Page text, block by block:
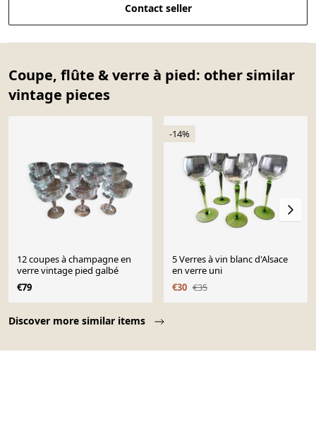
Contact seller
Coupe, flûte & verre à pied: other similar
vintage pieces
Discover more similar items
12 coupes à champagne en
verre vintage pied galbé
€79
-14%
5 Verres à vin blanc d'Alsace
en verre uni
€30 €35